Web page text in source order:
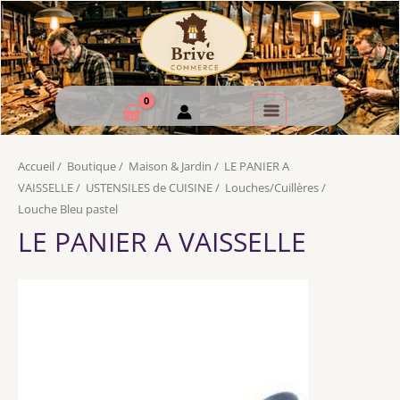
Accueil / Boutique/ Maison & Jardin / LE PANIER A
VAISSELLE/ USTENSILES de CUISINE/ Louches/Cuillères/
Louche Bleu pastel
LE PANIER A VAISSELLE